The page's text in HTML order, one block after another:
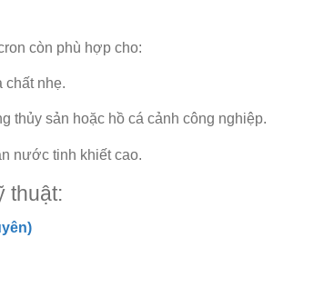
còn phù hợp cho:
chất nhẹ.
thủy sản hoặc hồ cá cảnh công nghiệp.
nước tinh khiết cao.
thuật: